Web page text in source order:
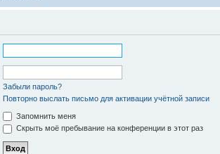
Забыли пароль?
Повторно выслать письмо для активации учётной записи
Запомнить меня
Скрыть моё пребывание на конференции в этот раз